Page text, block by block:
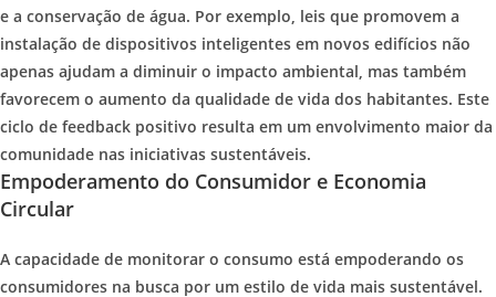
e a conservação de água. Por exemplo, leis que promovem a
instalação de dispositivos inteligentes em novos edifícios não
apenas ajudam a diminuir o impacto ambiental, mas também
favorecem o aumento da qualidade de vida dos habitantes. Este
ciclo de feedback positivo resulta em um envolvimento maior da
comunidade nas iniciativas sustentáveis.
Empoderamento do Consumidor e Economia
Circular
A capacidade de monitorar o consumo está empoderando os
consumidores na busca por um estilo de vida mais sustentável.